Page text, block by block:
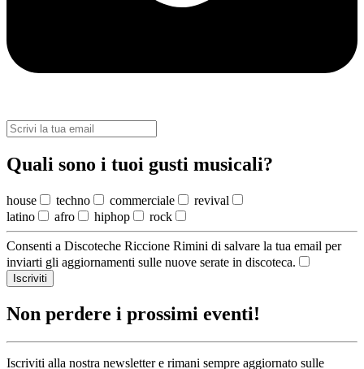
Quali sono i tuoi gusti musicali?
house techno commerciale
revival
latino
afro hiphop rock
Consenti a Discoteche Riccione Rimini di salvare la tua email per
inviarti gli aggiornamenti sulle nuove serate in discoteca.
Iscriviti
Non perdere i prossimi eventi!
Iscriviti alla nostra newsletter e rimani sempre aggiornato sulle